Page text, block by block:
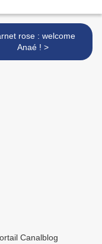
rose : welcome
Anaé ! >
Canalblog